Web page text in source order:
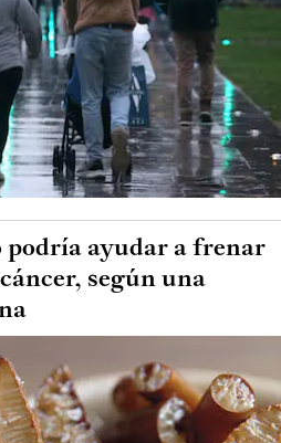
podría ayudar a frenar
según una